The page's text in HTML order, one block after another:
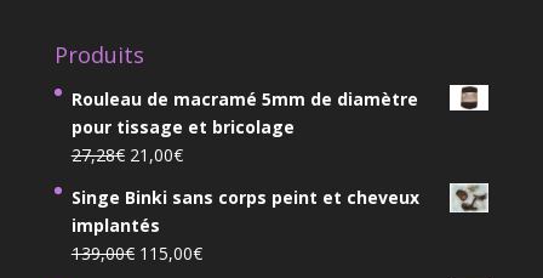
Produits
Rouleau de macramé 5mm de diamètre
pour tissage et bricolage
27,28€ Le
initial
était :
27,28€.
21,00€Le
actuel
21,00€.
Singe Binki sans corps peint et cheveux
implantés
139,00€ Le
115,00€Le